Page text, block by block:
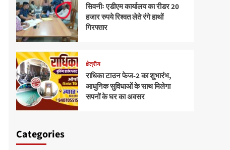
सिवनीः एडीएम कार्यालय का रीडर 20
हजार रुपये रिश्वत लेते रंगे हाथों
गिरफ्तार
क्षेत्रीय
राधिका टाउन फेज-2 का शुभारंभ,
आधुनिक सुविधाओं के साथ मिलेगा
सपनों के घर का अवसर
Categories